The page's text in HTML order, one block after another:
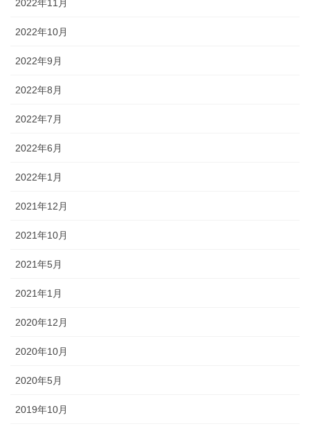
2022年11月
2022年10月
2022年9月
2022年8月
2022年7月
2022年6月
2022年1月
2021年12月
2021年10月
2021年5月
2021年1月
2020年12月
2020年10月
2020年5月
2019年10月